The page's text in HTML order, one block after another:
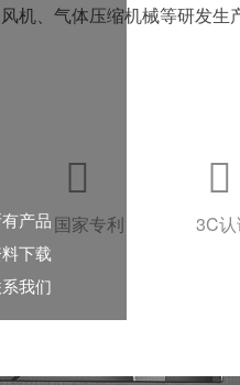
产品
下载
我们
机、气体压缩机械等研发
焊接设备与上、下游成套配
术创新及技术研发投入与知
活跃创新思维和文化氛围，
用新型与22项外观专利；并
市专利示范企业”、台州市“统计诚信单

国家专利

3C